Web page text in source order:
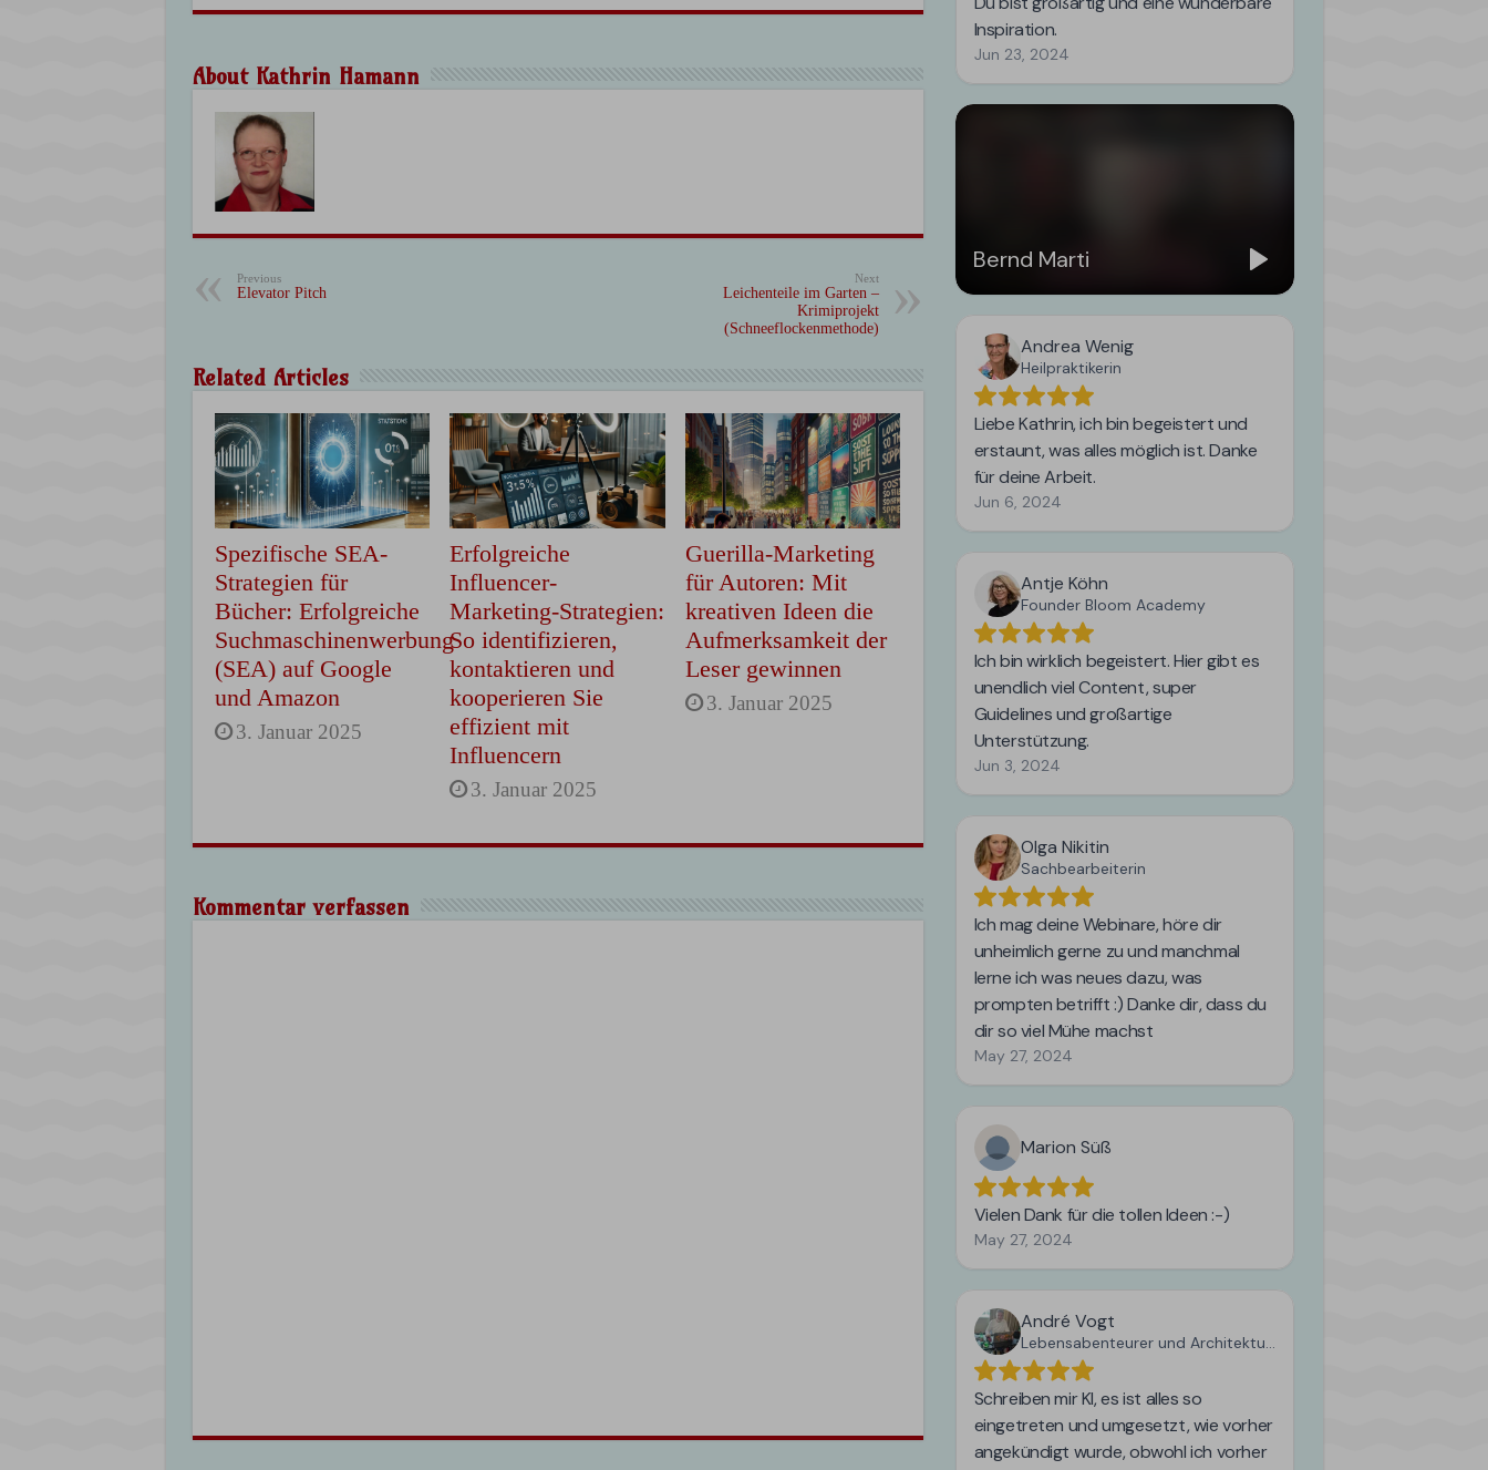
About Kathrin Hamann
Previous
Elevator Pitch
Next
Leichenteile im Garten –
Krimiprojekt
(Schneeflockenmethode)
Related Articles
Spezifische SEA-
Strategien für
Bücher: Erfolgreiche
Suchmaschinenwerbung
(SEA) auf Google
und Amazon
3. Januar 2025
Erfolgreiche
Influencer-
Marketing-Strategien:
So identifizieren,
kontaktieren und
kooperieren Sie
effizient mit
Influencern
3. Januar 2025
Guerilla-Marketing
für Autoren: Mit
kreativen Ideen die
Aufmerksamkeit der
Leser gewinnen
3. Januar 2025
Kommentar verfassen